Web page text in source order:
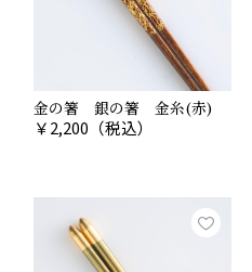
金の箸 銀の箸 金糸(赤)
￥2,200 （税込）